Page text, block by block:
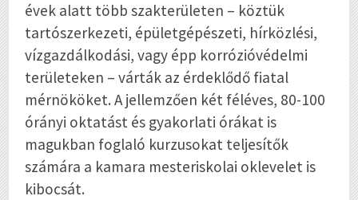
évek alatt több szakterületen – köztük
tartószerkezeti, épületgépészeti, hírközlési,
vízgazdálkodási, vagy épp korrózióvédelmi
területeken – várták az érdeklődő fiatal
mérnököket. A jellemzően két féléves, 80-100
órányi oktatást és gyakorlati órákat is
magukban foglaló kurzusokat teljesítők
számára a kamara mesteriskolai oklevelet is
kibocsát.